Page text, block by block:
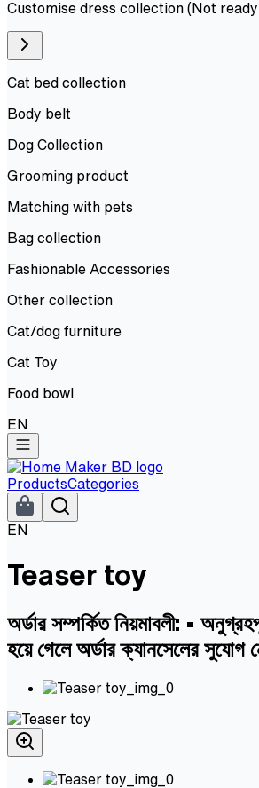
Customise dress collection (Not
Cat bed collection
Body belt
Dog Collection
Grooming product
Matching with pets
Bag collection
Fashionable Accessories
Other collection
Cat/dog furniture
Cat Toy
Food bowl
EN
ProductsCategories
EN
Teaser toy
অর্ডার সম্পর্কিত নিয়মাবলী: •
হয়ে গেলে অর্ডার ক্যানসেলের